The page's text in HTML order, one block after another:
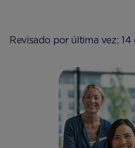
Revisado por última vez: